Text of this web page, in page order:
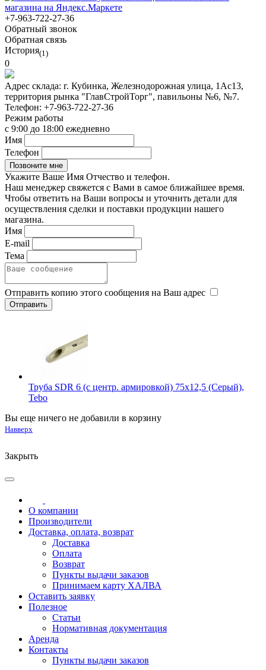
+7-963-722-27-36
Обратный звонок
Обратная связь
История(1)
0
Адрес склада: г. Кубинка, Железнодорожная улица, 1Ас13,
территория рынка "ГлавСтройТорг", павильоны №6, №7.
Телефон: +7-963-722-27-36
Режим работы
с 9:00 до 18:00 ежедневно
Имя
Телефон
Укажите Ваше Имя Отчество и телефон.
Наш менеджер свяжется с Вами в самое ближайшее время.
Чтобы ответить на Ваши вопросы и уточнить детали для
осуществления сделки и поставки продукции нашего
магазина.
Имя
E-mail
Тема
Отправить копию этого сообщения на Ваш адрес
Труба SDR 6 (с центр. армировкой) 75x12,5 (Серый),
Tebo
Вы еще ничего не добавили в корзину
Навверх
Закрыть
О компании
Производители
Доставка, оплата, возврат
Доставка
Оплата
Возврат
Пункты выдачи заказов
Принимаем карту ХАЛВА
Оставить заявку
Полезное
Статьи
Нормативная документация
Аренда
Контакты
Пункты выдачи заказов